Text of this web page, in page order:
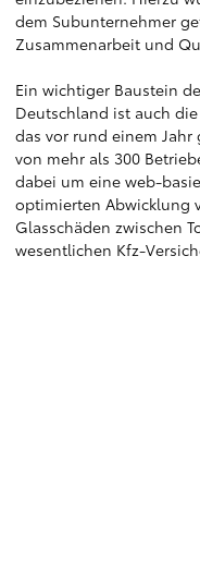
dem Subunternehmer
Zusammenarbeit und
Ein wichtiger Baustein
Deutschland ist auch
das vor rund einem
von mehr als 300
dabei um eine web-
optimierten Abwicklung
Glasschäden zwischen
wesentlichen Kfz-